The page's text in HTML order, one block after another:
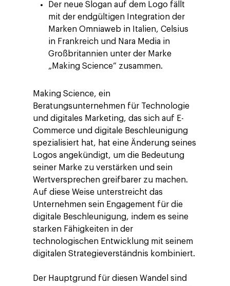
Der neue Slogan auf dem Logo fällt
mit der endgültigen Integration der
Marken Omniaweb in Italien, Celsius
in Frankreich und Nara Media in
Großbritannien unter der Marke
„Making Science“ zusammen.
Making Science, ein
Beratungsunternehmen für Technologie
und digitales Marketing, das sich auf E-
Commerce und digitale Beschleunigung
spezialisiert hat, hat eine Änderung seines
Logos angekündigt, um die Bedeutung
seiner Marke zu verstärken und sein
Wertversprechen greifbarer zu machen.
Auf diese Weise unterstreicht das
Unternehmen sein Engagement für die
digitale Beschleunigung, indem es seine
starken Fähigkeiten in der
technologischen Entwicklung mit seinem
digitalen Strategieverständnis kombiniert.
Der Hauptgrund für diesen Wandel sind